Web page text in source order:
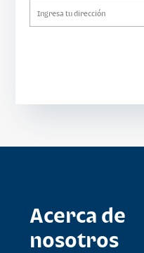
Acerca de
nosotros